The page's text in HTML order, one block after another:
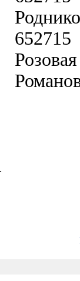
652715